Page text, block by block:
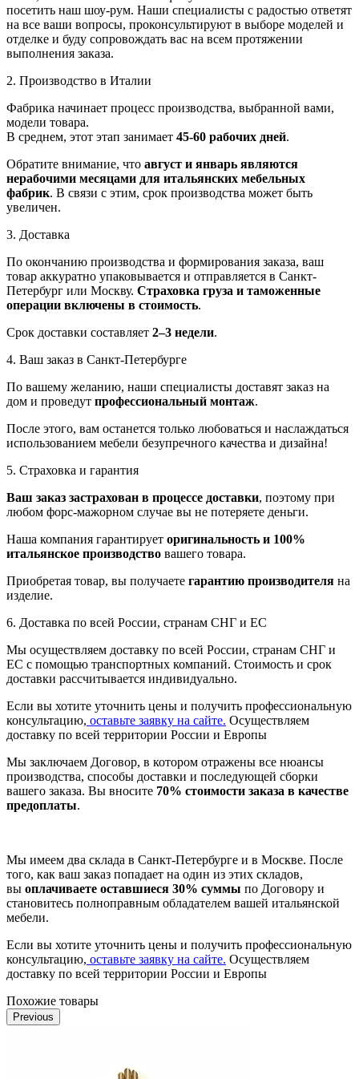
посетить наш шоу-рум. Наши специалисты с радостью ответят
на все ваши вопросы, проконсультируют в выборе моделей и
отделке и буду сопровождать вас на всем протяжении
выполнения заказа.
2. Производство в Италии
Фабрика начинает процесс производства, выбранной вами,
модели товара.
В среднем, этот этап занимает 45-60 рабочих дней.
Обратите внимание, что август и январь являются
нерабочими месяцами для итальянских мебельных
фабрик. В связи с этим, срок производства может быть
увеличен.
3. Доставка
По окончанию производства и формирования заказа, ваш
товар аккуратно упаковывается и отправляется в Санкт-
Петербург или Москву. Страховка груза и таможенные
операции включены в стоимость.
Срок доставки составляет 2–3 недели.
4. Ваш заказ в Санкт-Петербурге
По вашему желанию, наши специалисты доставят заказ на
дом и проведут профессиональный монтаж.
После этого, вам останется только любоваться и наслаждаться
использованием мебели безупречного качества и дизайна!
5. Страховка и гарантия
Ваш заказ застрахован в процессе доставки, поэтому при
любом форс-мажорном случае вы не потеряете деньги.
Наша компания гарантирует оригинальность и 100%
итальянское производство вашего товара.
Приобретая товар, вы получаете гарантию производителя на
изделие.
6. Доставка по всей России, странам СНГ и ЕС
Мы осуществляем доставку по всей России, странам СНГ и
ЕС с помощью транспортных компаний. Стоимость и срок
доставки рассчитывается индивидуально.
Если вы хотите уточнить цены и получить профессиональную
консультацию, оставьте заявку на сайте. Осуществляем
доставку по всей территории России и Европы
Мы заключаем Договор, в котором отражены все нюансы
производства, способы доставки и последующей сборки
вашего заказа. Вы вносите 70% стоимости заказа в качестве
предоплаты.
Мы имеем два склада в Санкт-Петербурге и в Москве. После
того, как ваш заказ попадает на один из этих складов,
вы оплачиваете оставшиеся 30% суммы по Договору и
становитесь полноправным обладателем вашей итальянской
мебели.
Если вы хотите уточнить цены и получить профессиональную
консультацию, оставьте заявку на сайте. Осуществляем
доставку по всей территории России и Европы
Похожие товары
Previous